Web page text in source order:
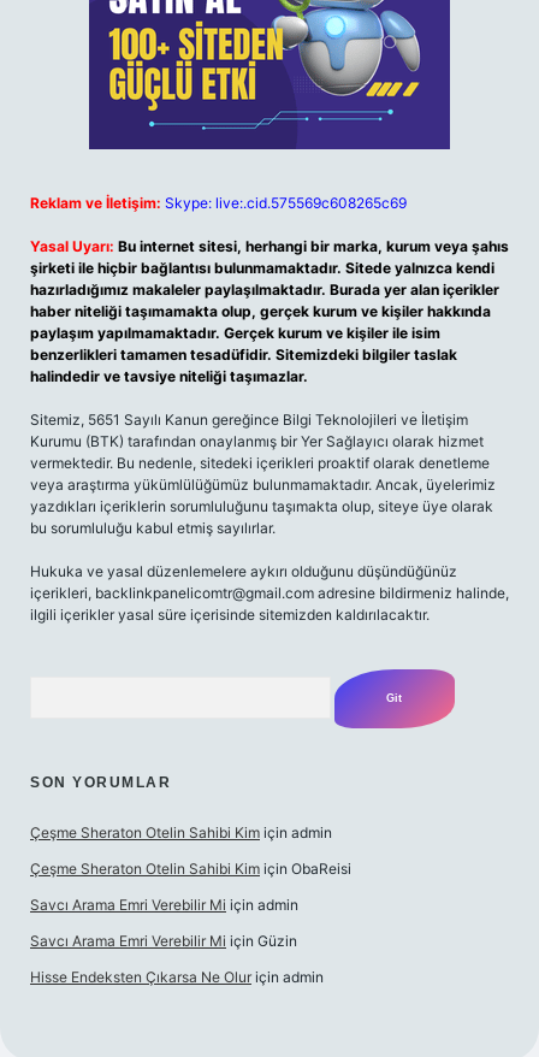
Reklam ve İletişim: Skype: live:.cid.575569c608265c69
Yasal Uyarı: Bu internet sitesi, herhangi bir marka, kurum veya şahıs
şirketi ile hiçbir bağlantısı bulunmamaktadır. Sitede yalnızca kendi
hazırladığımız makaleler paylaşılmaktadır. Burada yer alan içerikler
haber niteliği taşımamakta olup, gerçek kurum ve kişiler hakkında
paylaşım yapılmamaktadır. Gerçek kurum ve kişiler ile isim
benzerlikleri tamamen tesadüfidir. Sitemizdeki bilgiler taslak
halindedir ve tavsiye niteliği taşımazlar.
Sitemiz, 5651 Sayılı Kanun gereğince Bilgi Teknolojileri ve İletişim
Kurumu (BTK) tarafından onaylanmış bir Yer Sağlayıcı olarak hizmet
vermektedir. Bu nedenle, sitedeki içerikleri proaktif olarak denetleme
veya araştırma yükümlülüğümüz bulunmamaktadır. Ancak, üyelerimiz
yazdıkları içeriklerin sorumluluğunu taşımakta olup, siteye üye olarak
bu sorumluluğu kabul etmiş sayılırlar.
Hukuka ve yasal düzenlemelere aykırı olduğunu düşündüğünüz
içerikleri, backlinkpanelicomtr@gmail.com adresine bildirmeniz halinde,
ilgili içerikler yasal süre içerisinde sitemizden kaldırılacaktır.
SON YORUMLAR
Çeşme Sheraton Otelin Sahibi Kim için admin
Çeşme Sheraton Otelin Sahibi Kim için ObaReisi
Savcı Arama Emri Verebilir Mi için admin
Savcı Arama Emri Verebilir Mi için Güzin
Hisse Endeksten Çıkarsa Ne Olur için admin